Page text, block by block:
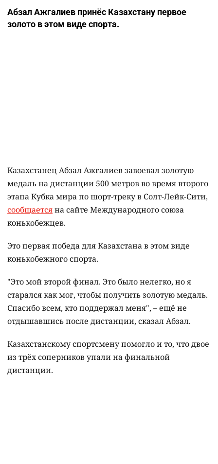
Абзал Ажгалиев принёс Казахстану первое
золото в этом виде спорта.
Казахстанец Абзал Ажгалиев завоевал золотую
медаль на дистанции 500 метров во время второго
этапа Кубка мира по шорт-треку в Солт-Лейк-Сити,
сообщаетсяна сайте Международного союза
конькобежцев.
Это первая победа для Казахстана в этом виде
конькобежного спорта.
"Это мой второй финал. Это было нелегко, но я
старался как мог, чтобы получить золотую медаль.
Спасибо всем, кто поддержал меня", – ещё не
отдышавшись после дистанции, сказал Абзал.
Казахстанскому спортсмену помогло и то, что двое
из трёх соперников упали на финальной
дистанции.